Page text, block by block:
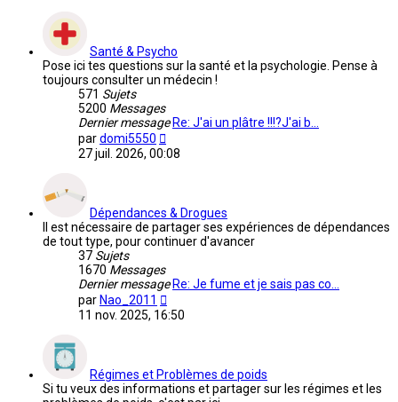
Santé & Psycho
Pose ici tes questions sur la santé et la psychologie. Pense à
toujours consulter un médecin !
571 Sujets
5200 Messages
Dernier messageRe: J'ai un plâtre !!!?J'ai b…
pardomi5550
le
27 juil. 2026, 00:08
Dépendances & Drogues
Il est nécessaire de partager ses expériences de dépendances
de tout type, pour continuer d'avancer
37 Sujets
1670 Messages
Dernier messageRe: Je fume et je sais pas co…
parNao_2011
le
11 nov. 2025, 16:50
Régimes et Problèmes de poids
Si tu veux des informations et partager sur les régimes et les